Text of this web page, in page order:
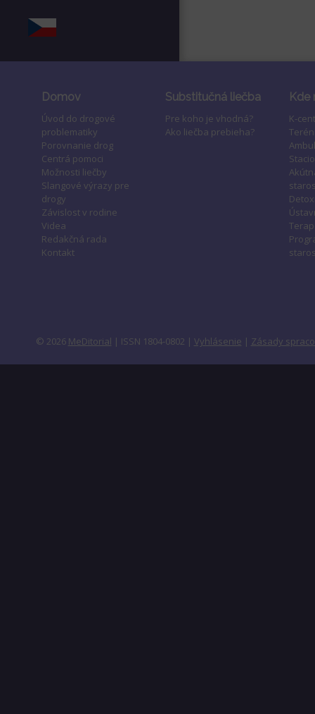
Domov
Úvod do drogové
problematiky
Porovnanie drog
Centrá pomoci
Možnosti liečby
Slangové výrazy pre
drogy
Závislost v rodine
Videa
Redakčná rada
Kontakt
Substitučná liečba
Pre koho je vhodná?
Ako liečba prebieha?
Kde
K-
© 2026 MeDitorial | ISSN 1804-0802 | Vyhlásenie | Zásady